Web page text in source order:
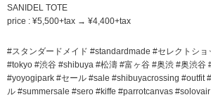
SANIDEL TOTE
price : ¥5,500+tax → ¥4,400+tax
#スタンダードメイド #standardmade #セレクトシ
#tokyo #渋谷 #shibuya #松濤 #富ヶ谷 #奥渋 #奥渋谷
#yoyogipark #セール #sale #shibuyacrossing #outfit
ル #summersale #sero #kiffe #parrotcanvas #solovair